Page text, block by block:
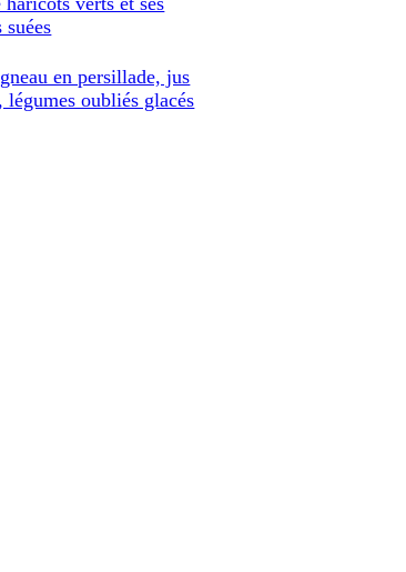
suées
en persillade, jus
légumes oubliés glacés